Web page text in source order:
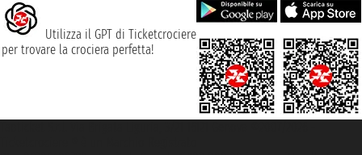
Utilizza il GPT di Ticketcrociere
per trovare la crociera perfetta!